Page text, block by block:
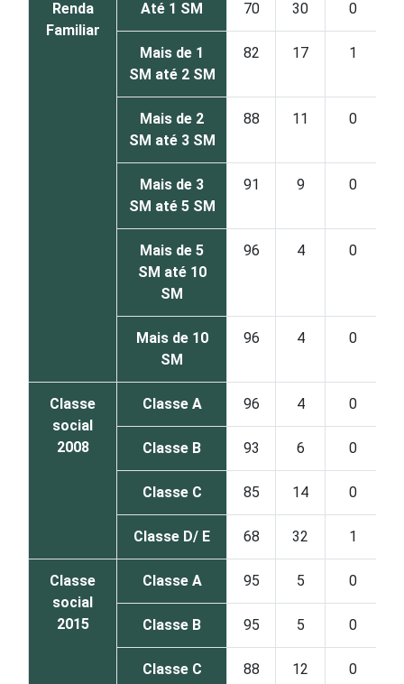
Renda
Familiar
Até 1 SM 70 30 0
Mais de 1
SM até 2 SM
82 17 1
Mais de 2
SM até 3 SM
88 11 0
Mais de 3
SM até 5 SM
91 9 0
Mais de 5
SM até 10
SM
96 4 0
Mais de 10
SM
96 4 0
Classe
social
2008
Classe A 96 4 0
Classe B 93 6 0
Classe C 85 14 0
Classe D/ E 68 32 1
Classe
social
2015
Classe A 95 5 0
Classe B 95 5 0
Classe C 88 12 0